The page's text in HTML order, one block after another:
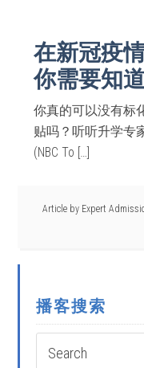
在新冠疫
你需要知
你真的可以没有标
贴吗？听听升学专
(NBC To […]
Article by Expert
播客搜索